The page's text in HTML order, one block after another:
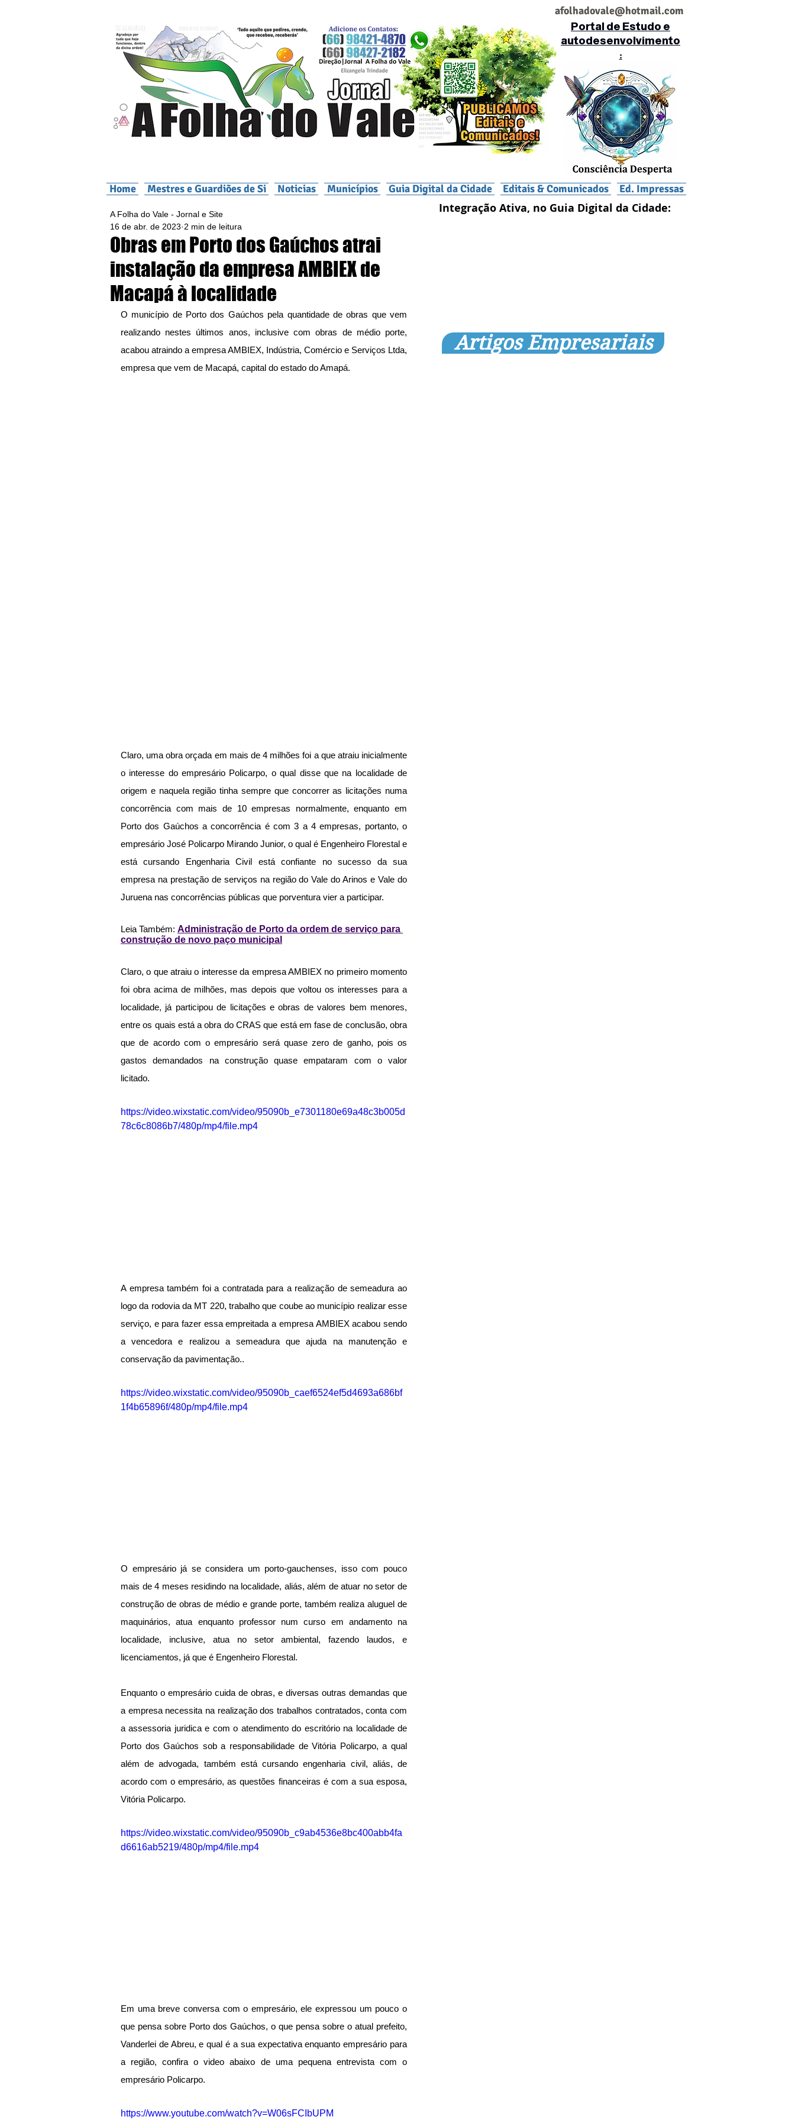
afolhadovale@hotmail.com
Portal de Estudo e
autodesenvolvimento
:
Home Mestres e Guardiões de Si Noticias Municípios Guia Digital da Cidade Editais & Comunicados Ed. Impressas
Obras em Porto dos Gaúchos atrai
instalação da empresa AMBIEX de
Macapá à localidade
A Folha do Vale - Jornal e Site
16 de abr. de 2023 2 min de leitura
O município de Porto dos Gaúchos pela quantidade de obras que vem
realizando nestes últimos anos, inclusive com obras de médio porte,
acabou atraindo a empresa AMBIEX, Indústria, Comércio e Serviços Ltda,
empresa que vem de Macapá, capital do estado do Amapá.
Claro, uma obra orçada em mais de 4 milhões foi a que atraiu inicialmente
o interesse do empresário Policarpo, o qual disse que na localidade de
origem e naquela região tinha sempre que concorrer as licitações numa
concorrência com mais de 10 empresas normalmente, enquanto em
Porto dos Gaúchos a concorrência é com 3 a 4 empresas, portanto, o
empresário José Policarpo Mirando Junior, o qual é Engenheiro Florestal e
está cursando Engenharia Civil está confiante no sucesso da sua
empresa na prestação de serviços na região do Vale do Arinos e Vale do
Juruena nas concorrências públicas que porventura vier a participar.
Leia Também: Administração de Porto da ordem de serviço para
construção de novo paço municipal
Claro, o que atraiu o interesse da empresa AMBIEX no primeiro momento
foi obra acima de milhões, mas depois que voltou os interesses para a
localidade, já participou de licitações e obras de valores bem menores,
entre os quais está a obra do CRAS que está em fase de conclusão, obra
que de acordo com o empresário será quase zero de ganho, pois os
gastos demandados na construção quase empataram com o valor
licitado.
https://video.wixstatic.com/video/95090b_e7301180e69a48c3b005d
78c6c8086b7/480p/mp4/file.mp4
A empresa também foi a contratada para a realização de semeadura ao
logo da rodovia da MT 220, trabalho que coube ao município realizar esse
serviço, e para fazer essa empreitada a empresa AMBIEX acabou sendo
a vencedora e realizou a semeadura que ajuda na manutenção e
conservação da pavimentação..
https://video.wixstatic.com/video/95090b_caef6524ef5d4693a686bf
1f4b65896f/480p/mp4/file.mp4
O empresário já se considera um porto-gauchenses, isso com pouco
mais de 4 meses residindo na localidade, aliás, além de atuar no setor de
construção de obras de médio e grande porte, também realiza aluguel de
maquinários, atua enquanto professor num curso em andamento na
localidade, inclusive, atua no setor ambiental, fazendo laudos, e
licenciamentos, já que é Engenheiro Florestal.
Enquanto o empresário cuida de obras, e diversas outras demandas que
a empresa necessita na realização dos trabalhos contratados, conta com
a assessoria juridica e com o atendimento do escritório na localidade de
Porto dos Gaúchos sob a responsabilidade de Vitória Policarpo, a qual
além de advogada, também está cursando engenharia civil, aliás, de
acordo com o empresário, as questões financeiras é com a sua esposa,
Vitória Policarpo.
https://video.wixstatic.com/video/95090b_c9ab4536e8bc400abb4fa
d6616ab5219/480p/mp4/file.mp4
Em uma breve conversa com o empresário, ele expressou um pouco o
que pensa sobre Porto dos Gaúchos, o que pensa sobre o atual prefeito,
Vanderlei de Abreu, e qual é a sua expectativa enquanto empresário para
a região, confira o video abaixo de uma pequena entrevista com o
empresário Policarpo.
https://www.youtube.com/watch?v=W06sFCIbUPM
Integração Ativa, no Guia Digital da Cidade:
Artigos Empresariais